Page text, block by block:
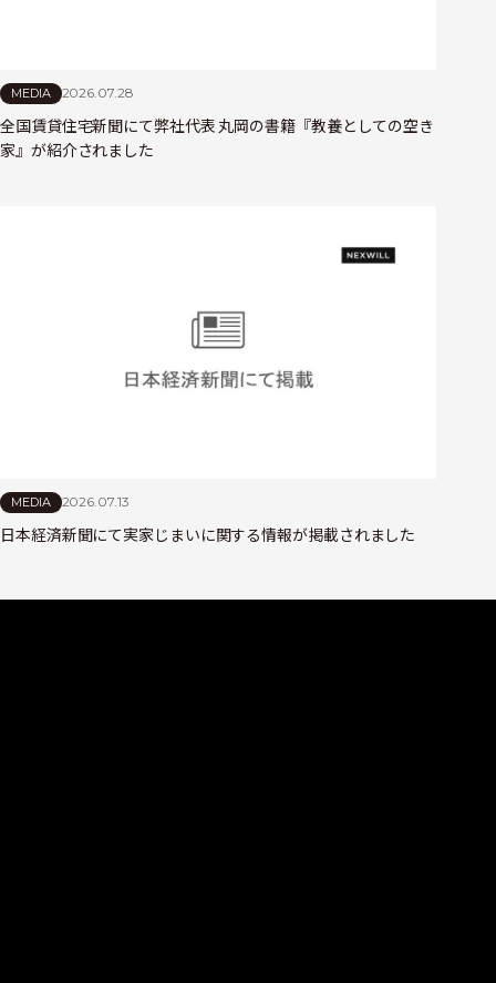
MEDIA 2026.07.28
全国賃貸住宅新聞にて弊社代表 丸岡の書籍『教養としての空き
家』が紹介されました
MEDIA 2026.07.13
日本経済新聞にて実家じまいに関する情報が掲載されました